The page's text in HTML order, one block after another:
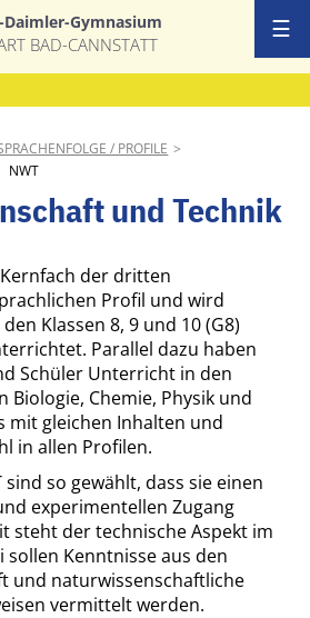
Gymnasium
BAD-CANNSTATT
/ PROFILE
NWT
und Technik
der dritten
Profil und wird
Klassen 8, 9 und 10 (G8)
Parallel dazu haben
Schüler Unterricht in den
Biologie, Chemie, Physik und
mit gleichen Inhalten und
in allen Profilen.
sind so gewählt, dass sie einen
experimentellen Zugang
steht der technische Aspekt im
Kenntnisse aus den
und naturwissenschaftliche
vermittelt werden.
☰
AGs &
Termine
News
Download
GDG